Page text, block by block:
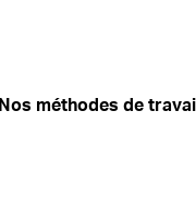
Nos méthodes de travail